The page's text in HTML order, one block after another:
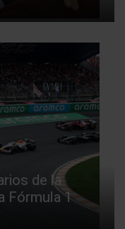
de la
Fórmula 1